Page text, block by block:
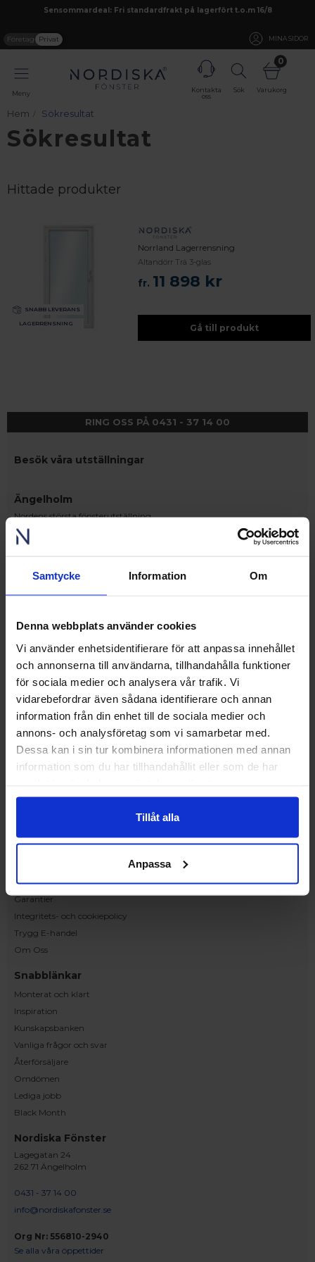
Samtycke Information Om
Denna webbplats använder cookies
Vi använder enhetsidentifierare för att anpassa innehållet
och annonserna till användarna, tillhandahålla funktioner
för sociala medier och analysera vår trafik. Vi
vidarebefordrar även sådana identifierare och annan
information från din enhet till de sociala medier och
annons- och analysföretag som vi samarbetar med.
Dessa kan i sin tur kombinera informationen med annan
information som du har tillhandahållit eller som de har
Tillåt alla
Anpassa
Sensommardeal: Fri standardfrakt på lagerfört t.o.m 16/8
Företag Privat MINA SIDOR
Meny
Kontakta
oss
Sök
0
Varukorg
Hem Sökresultat
Sökresultat
Hittade produkter
SNABB LEVERANS
LAGERRENSNING
Norrland Lagerrensning
Altandörr Trä 3-glas
fr. 11 898 kr
Gå till produkt
RING OSS PÅ 0431 - 37 14 00
Besök våra utställningar
Ängelholm
Nordens största fönsterutställning
finns på Lagegatan 24 i Ängelholm
Se video från vårt showroom
Stockholm
Upplev och inspireras av våra produkter
Ranhammarsvägen 20E
168 67 Bromma
Kundservice
Kontakta oss
Beställning och offert
Leverans
Reklamation
Monteringsanvisningar
Teknisk information
Handla på Nordiska Fönster
Om ditt köp
Ångerrätt & återbetalning
Garantier
Integritets- och cookiepolicy
Trygg E-handel
Om Oss
Snabblänkar
Monterat och klart
Inspiration
Kunskapsbanken
Vanliga frågor och svar
Återförsäljare
Omdömen
Lediga jobb
Black Month
Nordiska Fönster
Lagegatan 24
262 71 Ängelholm
0431 - 37 14 00
info@nordiskafonster.se
Org Nr: 556810-2940
Se alla våra öppettider